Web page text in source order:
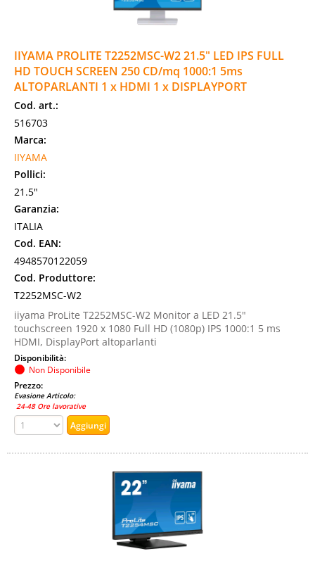
IIYAMA PROLITE T2252MSC-W2 21.5" LED IPS FULL
HD TOUCH SCREEN 250 CD/mq 1000:1 5ms
ALTOPARLANTI 1 x HDMI 1 x DISPLAYPORT
Cod. art.:
516703
Marca:
IIYAMA
Pollici:
21.5"
Garanzia:
ITALIA
Cod. EAN:
4948570122059
Cod. Produttore:
T2252MSC-W2
iiyama ProLite T2252MSC-W2 Monitor a LED 21.5"
touchscreen 1920 x 1080 Full HD (1080p) IPS 1000:1 5 ms
HDMI, DisplayPort altoparlanti
Disponibilità:
Non Disponibile
Prezzo:
Evasione Articolo:
24-48 Ore lavorative